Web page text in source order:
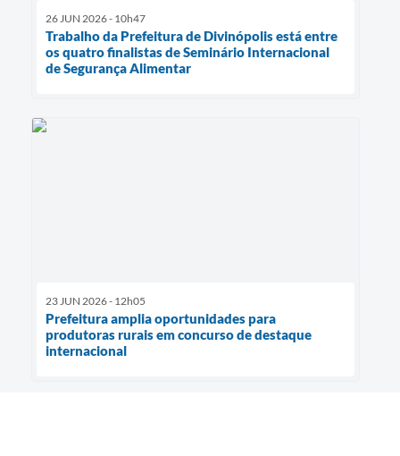
26 JUN 2026 - 10h47
Trabalho da Prefeitura de Divinópolis está entre
os quatro finalistas de Seminário Internacional
de Segurança Alimentar
23 JUN 2026 - 12h05
Prefeitura amplia oportunidades para
produtoras rurais em concurso de destaque
internacional